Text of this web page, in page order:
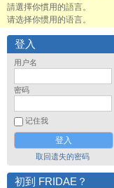
請選擇你慣用的語言。
请选择你惯用的语言。
登入
用户名
密码
记住我
取回遗失的密码
初到 FRIDAE？